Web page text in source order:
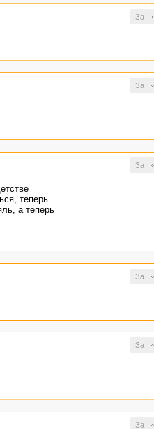
За
За
За
теперь
а теперь
За
За
За